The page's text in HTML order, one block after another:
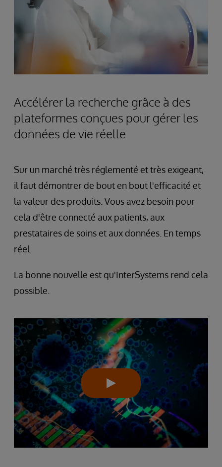
Accélérer la recherche grâce à des
plateformes conçues pour gérer les
données de vie réelle
Sur un marché très réglementé et très exigeant,
il faut démontrer de bout en bout l'efficacité et
la valeur des produits. Vous avez besoin pour
cela d'être connecté aux patients, aux
prestataires de soins et aux données. En temps
réel.
La bonne nouvelle est qu'InterSystems rend cela
possible.